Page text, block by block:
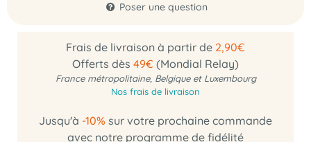
Poser une question
Frais de livraison à partir de 2,90€
Offerts dès 49€ (Mondial Relay)
France métropolitaine, Belgique et Luxembourg
Nos frais de livraison
Jusqu'à -10% sur votre prochaine commande
avec notre programme de fidélité